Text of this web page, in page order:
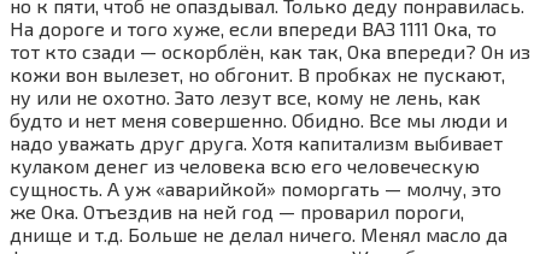
но к пяти, чтоб не опаздывал. Только деду понравилась.
На дороге и того хуже, если впереди ВАЗ 1111 Ока, то
тот кто сзади — оскорблён, как так, Ока впереди? Он из
кожи вон вылезет, но обгонит. В пробках не пускают,
ну или не охотно. Зато лезут все, кому не лень, как
будто и нет меня совершенно. Обидно. Все мы люди и
надо уважать друг друга. Хотя капитализм выбивает
кулаком денег из человека всю его человеческую
сущность. А уж «аварийкой» поморгать — молчу, это
же Ока. Отъездив на ней год — проварил пороги,
днище и т.д. Больше не делал ничего. Менял масло да